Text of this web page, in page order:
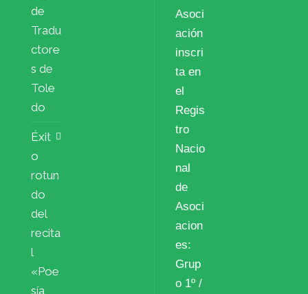
de
Tradu
ctore
s de
Tole
do
Éxit
o
rotun
do
del
recita
l
«Poe
sía
Asoci
ación
inscri
ta en
el
Regis
tro
Nacio
nal
de
Asoci
acion
es:
Grup
o 1º /